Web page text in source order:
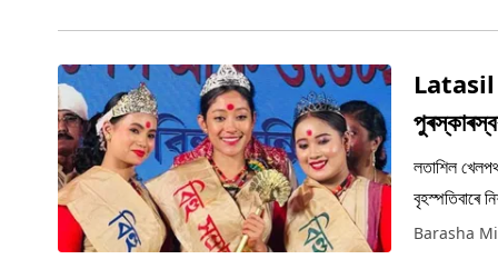
Latasil
লতাশিল
বৃহস্পতিবাৰে
কৰে বঁটাসমূহ।
Barasha